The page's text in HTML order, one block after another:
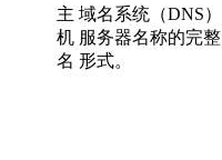
主
机
名
域名系统（DNS）
服务器名称的完整
形式。